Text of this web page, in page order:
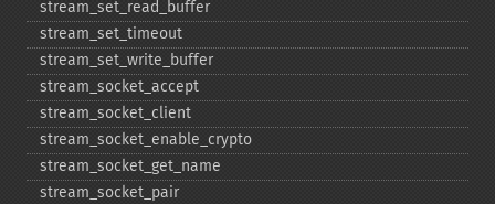
stream_​set_​read_​buffer
stream_​set_​timeout
stream_​set_​write_​buffer
stream_​socket_​accept
stream_​socket_​client
stream_​socket_​enable_​crypto
stream_​socket_​get_​name
stream_​socket_​pair